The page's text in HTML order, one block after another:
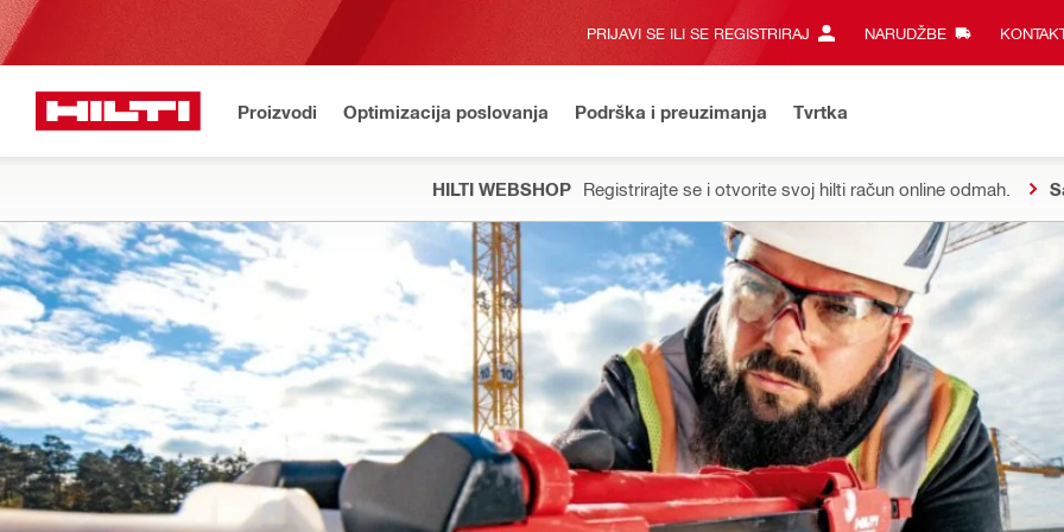
PRIJAVI SE ILI SE REGISTRIRAJ NARUDŽBE
Proizvodi Optimizacija poslovanja Podrška i preuzimanja Tvrtka
HILTI WEBSHOP Registrirajte se i otvorite svoj hilti račun online odmah.